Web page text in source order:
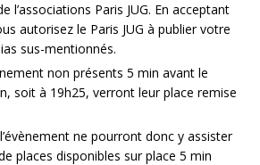
l’associations Paris JUG. En acceptant
autorisez le Paris JUG à publier votre
sus-mentionnés.
non présents 5 min avant le
soit à 19h25, verront leur place remise
ne pourront donc y assister
places disponibles sur place 5 min